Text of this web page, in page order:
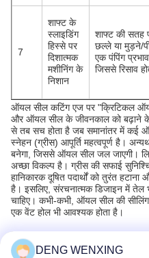
7
शाफ्ट के
स्लाइडिंग
हिस्से पर
दिशात्मक
मशीनिंग के
निशान
शाफ्ट की सतह
छल्ले या मुड़ने/
एक पंपिंग
जिससे रिसाव
ऑयल सील कटिंग एज पर "क्रिटिकल
और ऑयल सील के जीवनकाल को बढ़ाने
से तब सच होता है जब समानांतर में कई
स्नेहन (ग्रीस) आपूर्ति महत्वपूर्ण है।
बनेगा, जिससे ऑयल सील जल जाएगी।
अच्छा विकल्प है। ग्रीस की सफाई
हानिकारक दूषित पदार्थों को तुरंत
है। इसलिए, संरचनात्मक डिजाइन में तेल
चाहिए। कभी-कभी, ऑयल सील की
एक वेंट होल भी आवश्यक होता है।
DENG WENXING